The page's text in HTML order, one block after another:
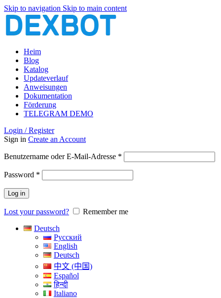
Skip to navigation Skip to main content
Heim
Blog
Katalog
Updateverlauf
Anweisungen
Dokumentation
Förderung
TELEGRAM DEMO
Login / Register
Sign in Create an Account
Benutzername oder E-Mail-Adresse *
Password *
Log in
Lost your password?
Remember me
Deutsch
Русский
English
Deutsch
中文 (中国)
Español
हिन्दी
Italiano